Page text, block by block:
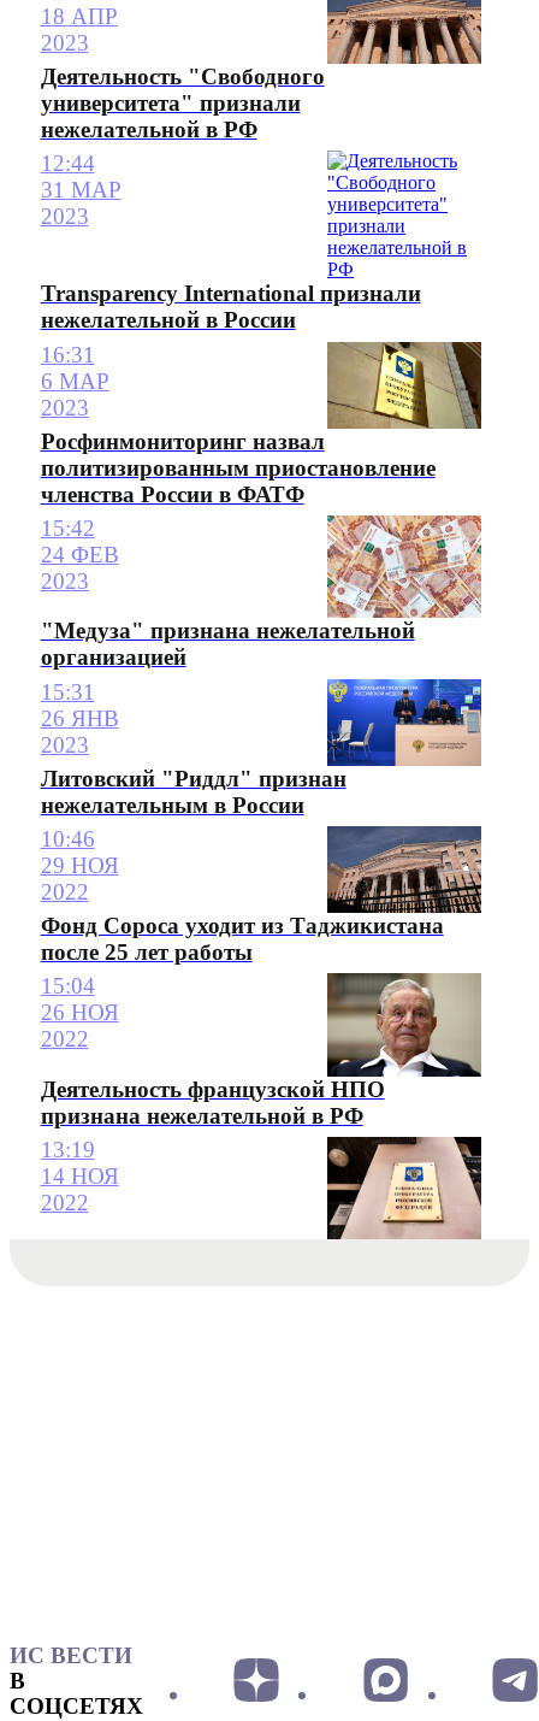
18 АПР
2023
Деятельность "Свободного
университета" признали
нежелательной в РФ
12:44
31 МАР
2023
Transparеncy International признали
нежелательной в России
16:31
6 МАР
2023
Росфинмониторинг назвал
политизированным приостановление
членства России в ФАТФ
15:42
24 ФЕВ
2023
"Медуза" признана нежелательной
организацией
15:31
26 ЯНВ
2023
Литовский "Риддл" признан
нежелательным в России
10:46
29 НОЯ
2022
Фонд Сороса уходит из Таджикистана
после 25 лет работы
15:04
26 НОЯ
2022
Деятельность французской НПО
признана нежелательной в РФ
13:19
14 НОЯ
2022
ИС ВЕСТИ
В
СОЦСЕТЯХ